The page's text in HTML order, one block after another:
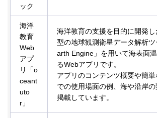
ック
海洋
教育
Web
アプ
リ「o
ceant
uto
r」
海洋教育の支援を目的に開発
型の地球観測衛星データ解析
arth Engine」を用いて海表面
るWebアプリです。
アプリのコンテンツ概要や簡
での使用場面の例、海や沿岸
掲載しています。